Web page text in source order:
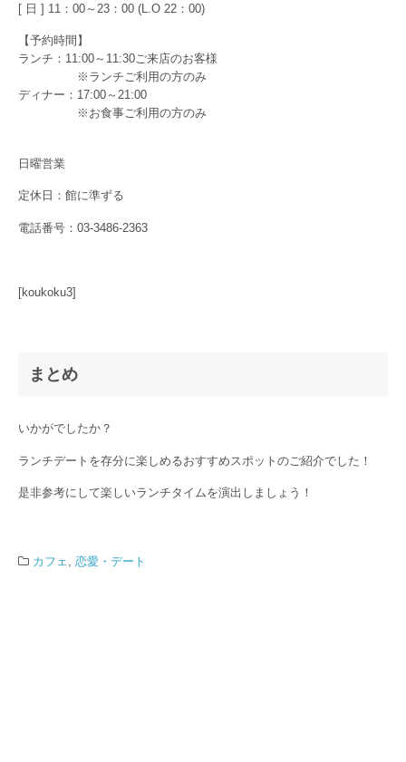
[ 日 ] 11：00～23：00 (L.O 22：00)
【予約時間】
ランチ：11:00～11:30ご来店のお客様
※ランチご利用の方のみ
ディナー：17:00～21:00
※お食事ご利用の方のみ
日曜営業
定休日：館に準ずる
電話番号：03-3486-2363
[koukoku3]
まとめ
いかがでしたか？
ランチデートを存分に楽しめるおすすめスポットのご紹介でした！
是非参考にして楽しいランチタイムを演出しましょう！
カフェ 恋愛・デート